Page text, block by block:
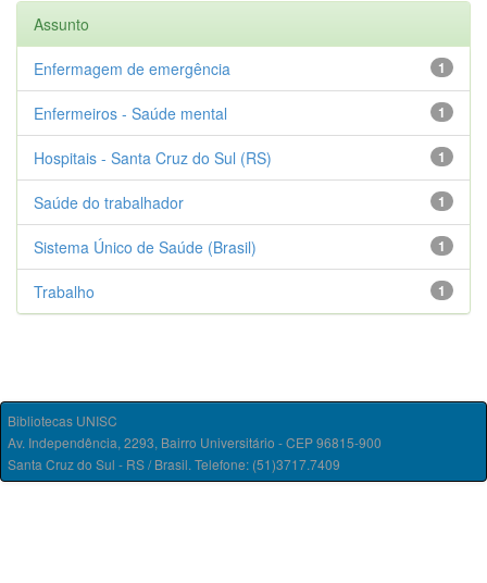
Assunto
1
Enfermagem de emergência
1
Enfermeiros - Saúde mental
1
Hospitais - Santa Cruz do Sul (RS)
1
Saúde do trabalhador
1
Sistema Único de Saúde (Brasil)
1
Trabalho
Bibliotecas UNISC
Av. Independência, 2293, Bairro Universitário - CEP 96815-900
Santa Cruz do Sul - RS / Brasil. Telefone: (51)3717.7409